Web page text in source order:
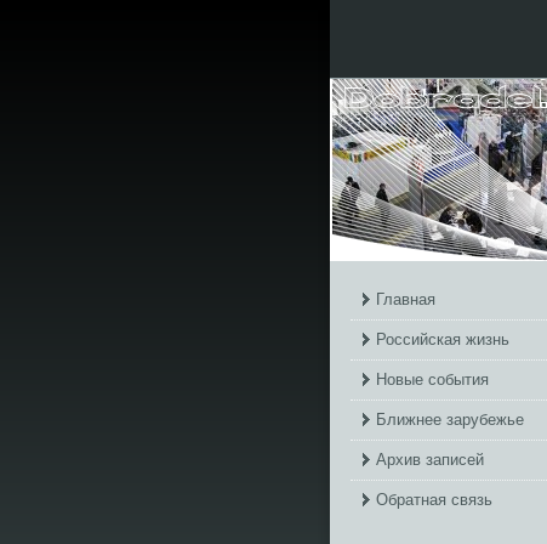
Главная
Российская жизнь
Новые события
Ближнее зарубежье
Архив записей
Обратная связь